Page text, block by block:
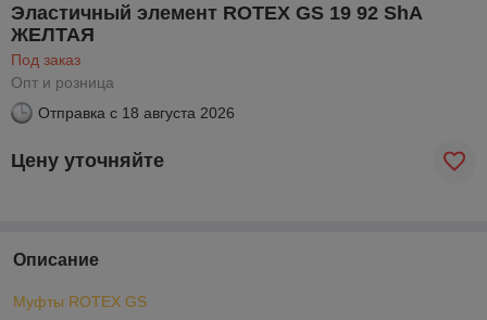
Эластичный элемент ROTEX GS 19 92 ShА
ЖЕЛТАЯ
Под заказ
Опт и розница
Отправка с 18 августа 2026
Цену уточняйте
Описание
Муфты ROTEX GS